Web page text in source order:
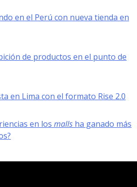
en el Perú con nueva tienda en
de productos en el punto de
en Lima con el formato Rise 2.0
en los malls ha ganado más